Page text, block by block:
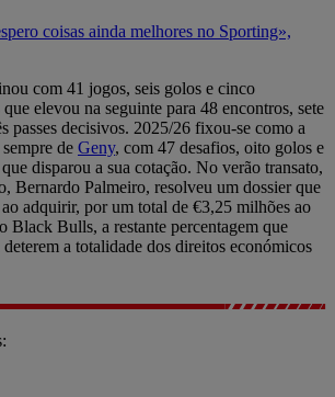
coisas ainda melhores no Sporting»,
com 41 jogos, seis golos e cinco
elevou na seguinte para 48 encontros, sete
passes decisivos. 2025/26 fixou-se como a
de Geny, com 47 desafios, oito golos e
disparou a sua cotação. No verão transato,
Bernardo Palmeiro, resolveu um dossier que
adquirir, por um total de €3,25 milhões ao
Black Bulls, a restante percentagem que
a totalidade dos direitos económicos